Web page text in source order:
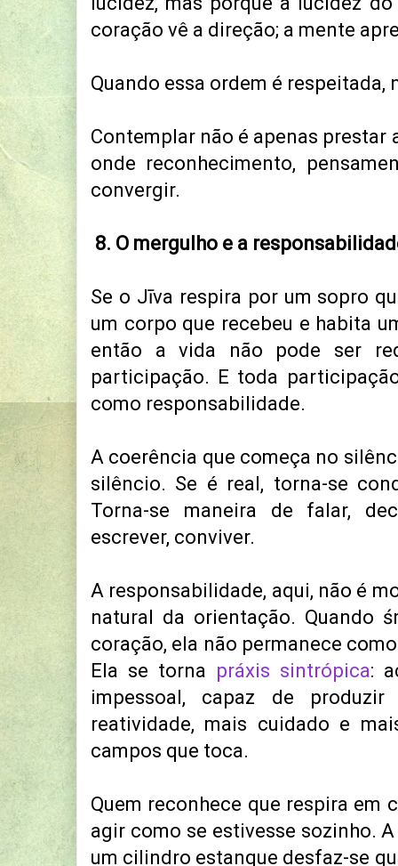
coração vê a direção; a mente
Quando essa ordem é respeitada,
Contemplar não é apenas prestar
onde reconhecimento,
convergir.
8. O mergulho e a
Se o Jīva respira por um sopro
um corpo que recebeu e habita
então a vida não pode ser
participação. E toda
como responsabilidade.
A coerência que começa no
silêncio. Se é real, torna-se
Torna-se maneira de falar,
escrever, conviver.
A responsabilidade, aqui, não é
natural da orientação. Quando
coração, ela não permanece
Ela se torna práxis sintrópica:
impessoal, capaz de
reatividade, mais cuidado e
campos que toca.
Quem reconhece que respira em
agir como se estivesse sozinho.
um cilindro estanque desfaz-se